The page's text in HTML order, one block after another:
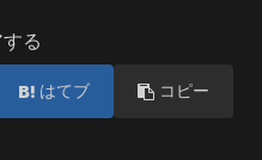
る
はてブ コピー